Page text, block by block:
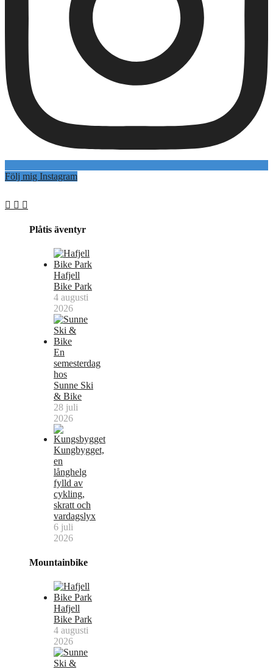
Följ mig Instagram
Plåtis äventyr
Hafjell
Bike Park
4 augusti
2026
En
semesterdag
hos
Sunne Ski
& Bike
28 juli
2026
Kungbygget,
en
långhelg
fylld av
cykling,
skratt och
vardagslyx
6 juli
2026
Mountainbike
Hafjell
Bike Park
4 augusti
2026